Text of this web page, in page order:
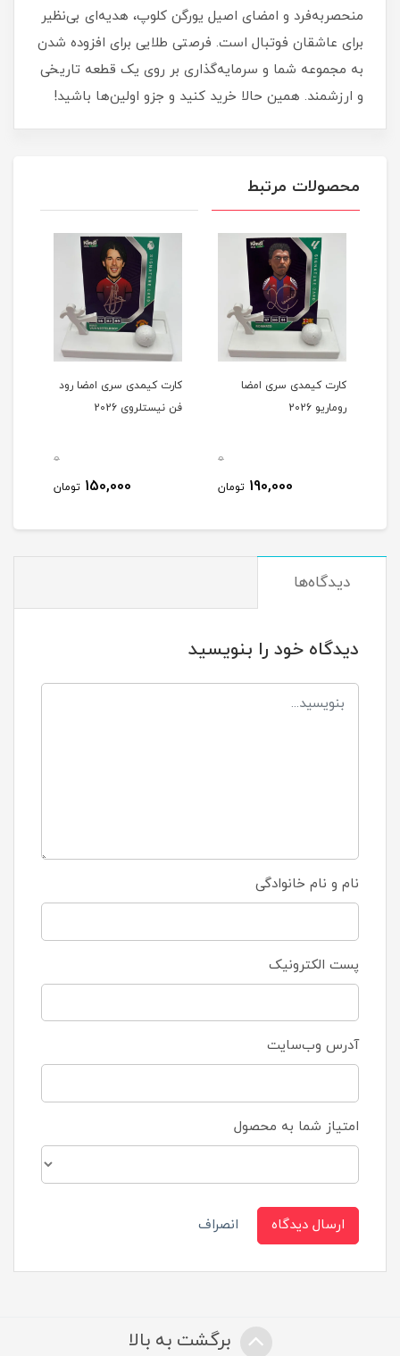
منحصر‌به‌فرد و امضای اصیل یورگن کلوپ، هدیه‌ای بی‌نظیر
برای عاشقان فوتبال است. فرصتی طلایی برای افزوده شدن
به مجموعه شما و سرمایه‌گذاری بر روی یک قطعه تاریخی
و ارزشمند. همین حالا خرید کنید و جزو اولین‌ها باشید!
محصولات مرتبط
کارت کیمدی سری امضا
روماریو 2026
0
190,000 تومان
کارت کیمدی سری امضا رود
فن نیستلروی 2026
0
150,000 تومان
دیدگاه‌ها
دیدگاه خود را بنویسید
نام و نام خانوادگی
پست الکترونیک
آدرس وب‌سایت
امتیاز شما به محصول
ارسال دیدگاه انصراف
برگشت به بالا